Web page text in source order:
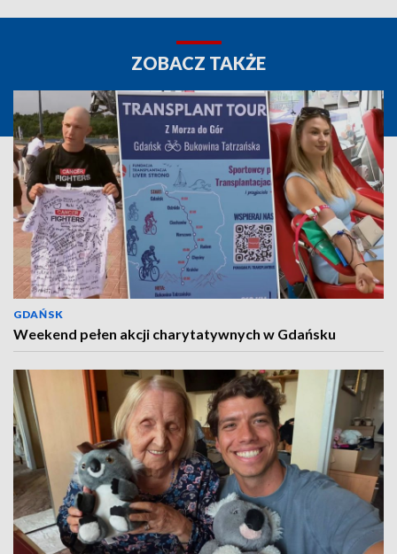
ZOBACZ TAKŻE
GDAŃSK
Weekend pełen akcji charytatywnych w Gdańsku